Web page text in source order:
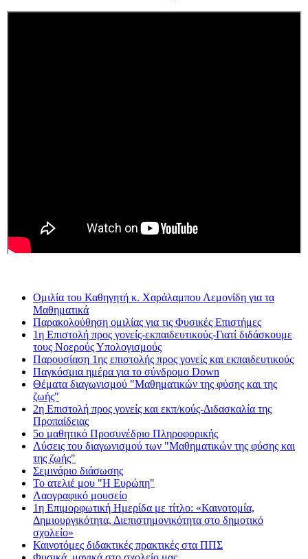
Ομιλία του Καθηγητή κ. Χαράλαμπου Λεμονίδη για τα
Μαθηματικά
Παρακολούθηση ομιλίας για τις Φυσικές Επιστήμες
1η Επιστολή προς γονείς-εκπαιδευτικούς-Γιατί διδάσκουμε
τους Νοερούς Υπολογισμούς
Παρουσίαση 1ης επιστολής προς γονείς και εκπαιδευτικούς
Παγκόσμια ημέρα για το σύνδρομο Down
Θέματα διαγωνισμού "Μαθηματικών της φύσης και της
ζωής"
2η Eπιστολή προς γονείς και εκπ/κούς-Διδασκαλία της
Προπαίδειας
5ο μαθητικό Προσυνέδριο Πληροφορικής
Λύσεις του διαγωνισμού των "Μαθηματικών της φύσης και
της ζωής"
Σεμινάριο διάσωσης
Το ατελιέ μου "Η Ευρώπη"
Λαογραφικό μουσείο
1η Επιμορφωτική Ημερίδα με τίτλο: «Καινοτομία,
Δημιουργικότητα, Διεπιστημονικότητα στο δημοτικό
σχολείο»
Καινοτόμες διδακτικές πρακτικές στα ΠΠΣ